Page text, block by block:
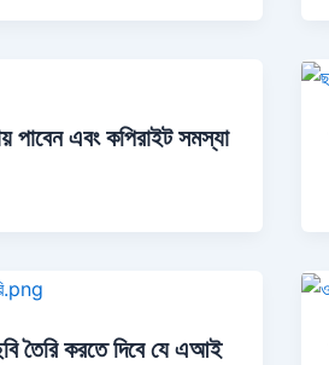
পাবেন এবং কপিরাইট সমস্যা
তৈরি করতে দিবে যে এআই